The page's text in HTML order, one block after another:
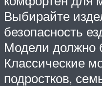
Выбирайте
безопасность
Модели должно
Классические
подростков,